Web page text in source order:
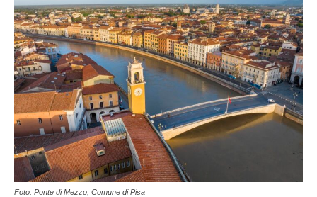
Foto: Ponte di Mezzo, Comune di Pisa